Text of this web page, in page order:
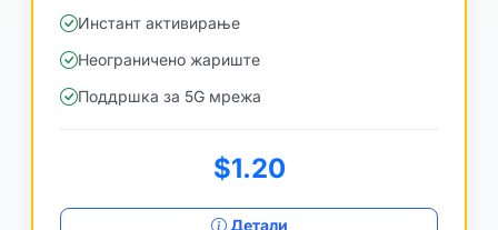
Инстант активирање
Неограничено жариште
Поддршка за 5G мрежа
$1.20
Детали